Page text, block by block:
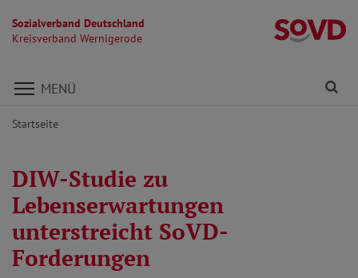
Sozialverband Deutschland
Kreisverband Wernigerode
Direkt zu den Inhalten springen
MENÜ
Startseite
DIW-Studie zu
Lebenserwartungen
unterstreicht SoVD-
Forderungen